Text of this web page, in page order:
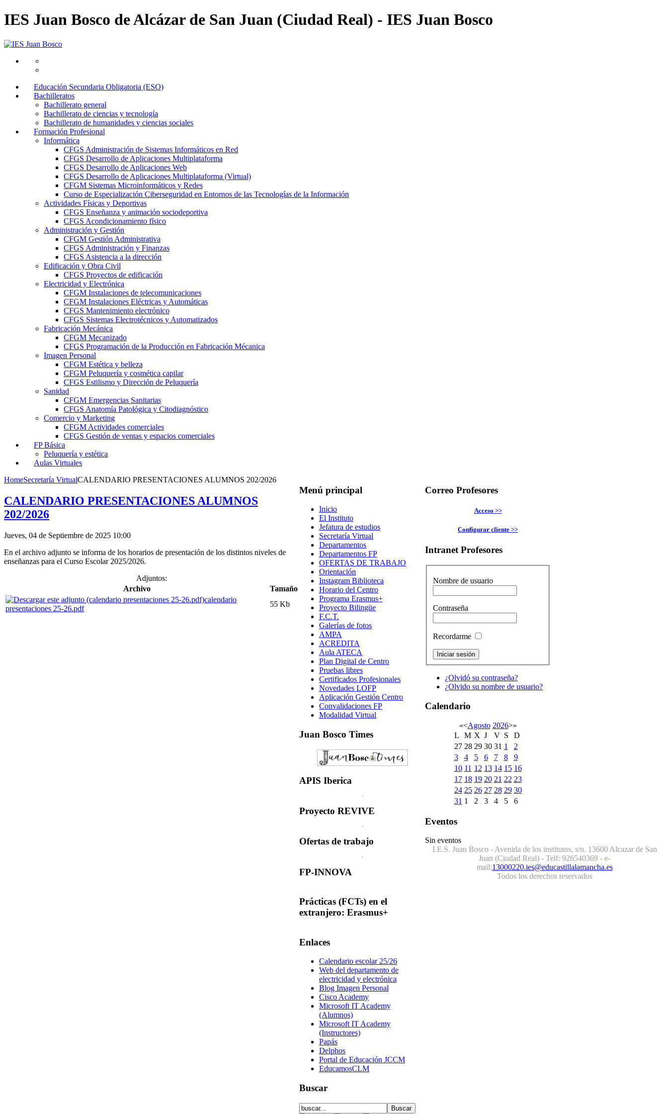
IES Juan Bosco de Alcázar de San Juan (Ciudad Real) - IES Juan Bosco
Educación Secundaria Obligatoria (ESO)
Bachilleratos
Bachillerato general
Bachillerato de ciencias y tecnología
Bachillerato de humanidades y ciencias sociales
Formación Profesional
Informática
CFGS Administración de Sistemas Informáticos en Red
CFGS Desarrollo de Aplicaciones Multiplataforma
CFGS Desarrollo de Aplicaciones Web
CFGS Desarrollo de Aplicaciones Multiplataforma (Virtual)
CFGM Sistemas Microinformáticos y Redes
Curso de Especialización Ciberseguridad en Entornos de las Tecnologías de la Información
Actividades Físicas y Deportivas
CFGS Enseñanza y animación sociodeportiva
CFGS Acondicionamiento físico
Administración y Gestión
CFGM Gestión Administrativa
CFGS Administración y Finanzas
CFGS Asistencia a la dirección
Edificación y Obra Civil
CFGS Proyectos de edificación
Electricidad y Electrónica
CFGM Instalaciones de telecomunicaciones
CFGM Instalaciones Eléctricas y Automáticas
CFGS Mantenimiento electrónico
CFGS Sistemas Electrotécnicos y Automatizados
Fabricación Mecánica
CFGM Mecanizado
CFGS Programación de la Producción en Fabricación Mécanica
Imagen Personal
CFGM Estética y belleza
CFGM Peluquería y cosmética capilar
CFGS Estilismo y Dirección de Peluquería
Sanidad
CFGM Emergencias Sanitarias
CFGS Anatomía Patológica y Citodiagnóstico
Comercio y Marketing
CFGM Actividades comerciales
CFGS Gestión de ventas y espacios comerciales
FP Básica
Peluquería y estética
Aulas Virtuales
HomeSecretaría VirtualCALENDARIO PRESENTACIONES ALUMNOS 202/2026
CALENDARIO PRESENTACIONES ALUMNOS
202/2026
Jueves, 04 de Septiembre de 2025 10:00
En el archivo adjunto se informa de los horarios de presentación de los distintos niveles de
enseñanzas para el Curso Escolar 2025/2026.
Adjuntos:
Archivo
Tamaño
calendario
presentaciones 25-26.pdf
55 Kb
Menú principal
Inicio
El Instituto
Jefatura de estudios
Secretaría Virtual
Departamentos
Departamentos FP
OFERTAS DE TRABAJO
Orientación
Instagram Biblioteca
Horario del Centro
Programa Erasmus+
Proyecto Bilingüe
F.C.T.
Galerías de fotos
AMPA
ACREDITA
Aula ATECA
Plan Digital de Centro
Pruebas libres
Certificados Profesionales
Novedades LOFP
Aplicación Gestión Centro
Convalidaciones FP
Modalidad Virtual
Juan Bosco Times
APIS Iberica
Proyecto REVIVE
Ofertas de trabajo
FP-INNOVA
Prácticas (FCTs) en el
extranjero: Erasmus+
Enlaces
Calendario escolar 25/26
Web del departamento de
electricidad y electrónica
Blog Imagen Personal
Cisco Academy
Microsoft IT Academy
(Alumnos)
Microsoft IT Academy
(Instructores)
Papás
Delphos
Portal de Educación JCCM
EducamosCLM
Buscar
Correo Profesores
Acceso >>
Configurar cliente >>
Intranet Profesores
Nombre de usuario
Contraseña
Recordarme
¿Olvidó su contraseña?
¿Olvido su nombre de usuario?
Calendario
«<Agosto 2026>»
L
M X J V S
D
27 28 29 30 31 1
2
3
4 5 6 7 8
9
10 11 12 13 14 15 16
17 18 19 20 21 22 23
24 25 26 27 28 29 30
31 1 2 3 4 5 6
Eventos
Sin eventos
I.E.S. Juan Bosco - Avenida de los institutos, s/n. 13600 Alcazar de San
Juan (Ciudad Real) - Telf: 926540369 - e-
mail:13000220.ies@educastillalamancha.es
Todos los derechos reservados